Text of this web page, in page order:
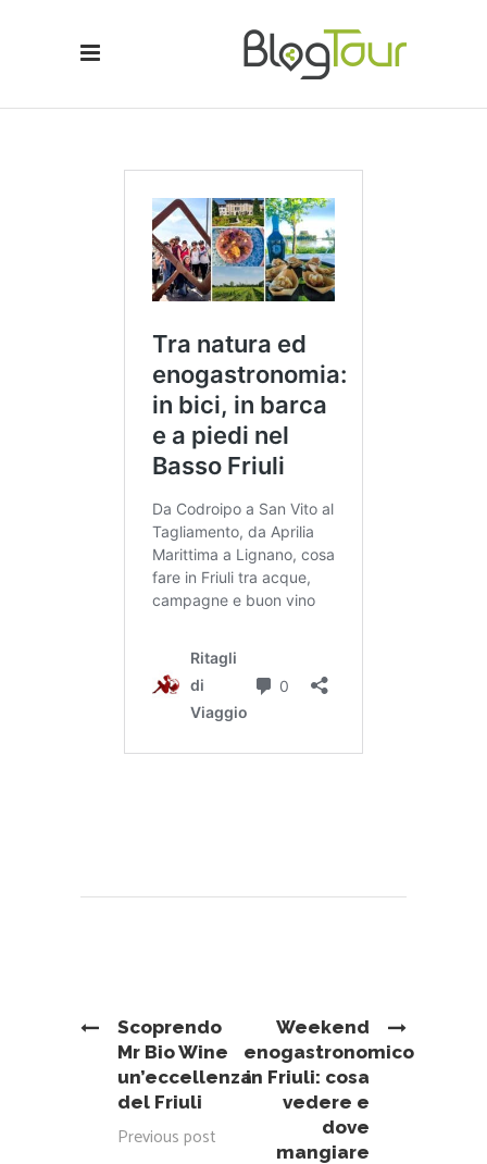
Scoprendo
Mr Bio Wine
un’eccellenza
del Friuli
Previous post
Weekend
enogastronomico
in Friuli: cosa
vedere e
dove
mangiare